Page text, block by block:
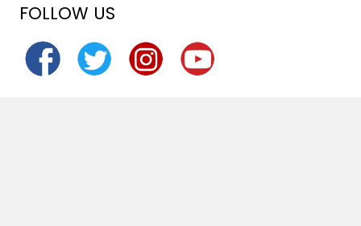
FOLLOW US